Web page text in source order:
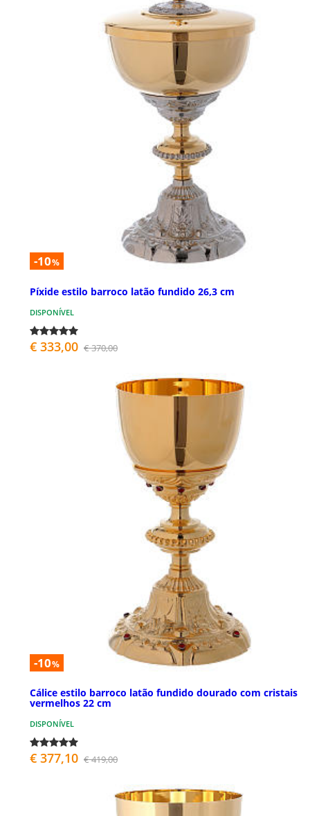
-10%
Píxide estilo barroco latão fundido 26,3 cm
DISPONÍVEL
€ 333,00 € 370,00
-10%
Cálice estilo barroco latão fundido dourado com cristais
vermelhos 22 cm
DISPONÍVEL
€ 377,10 € 419,00